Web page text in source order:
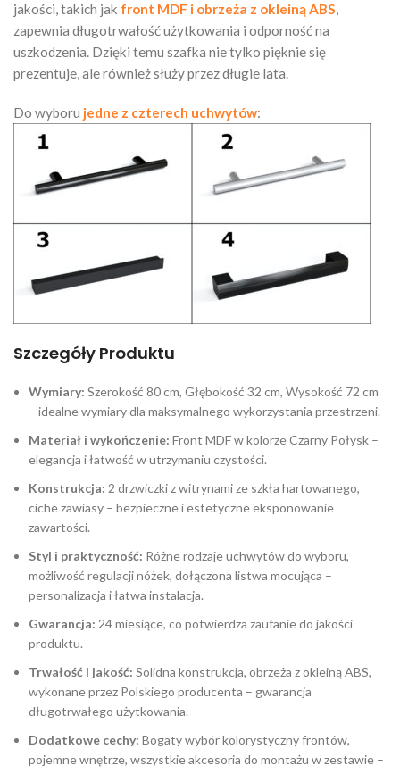
jakości, takich jak front MDF i obrzeża z okleiną ABS,
zapewnia długotrwałość użytkowania i odporność na
uszkodzenia. Dzięki temu szafka nie tylko pięknie się
prezentuje, ale również służy przez długie lata.
Do wyboru jedne z czterech uchwytów:
Szczegóły Produktu
Wymiary: Szerokość 80 cm, Głębokość 32 cm, Wysokość 72 cm
– idealne wymiary dla maksymalnego wykorzystania przestrzeni.
Materiał i wykończenie: Front MDF w kolorze Czarny Połysk –
elegancja i łatwość w utrzymaniu czystości.
Konstrukcja: 2 drzwiczki z witrynami ze szkła hartowanego,
ciche zawiasy – bezpieczne i estetyczne eksponowanie
zawartości.
Styl i praktyczność: Różne rodzaje uchwytów do wyboru,
możliwość regulacji nóżek, dołączona listwa mocująca –
personalizacja i łatwa instalacja.
Gwarancja: 24 miesiące, co potwierdza zaufanie do jakości
produktu.
Trwałość i jakość: Solidna konstrukcja, obrzeża z okleiną ABS,
wykonane przez Polskiego producenta – gwarancja
długotrwałego użytkowania.
Dodatkowe cechy: Bogaty wybór kolorystyczny frontów,
pojemne wnętrze, wszystkie akcesoria do montażu w zestawie –